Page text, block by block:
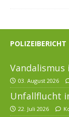
POLIZEIBERICHT
Vandalismus
03. August 2026
Unfallflucht
22. Juli 2026